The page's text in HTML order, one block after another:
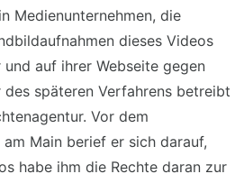
Medienunternehmen, die
dieses Videos
auf ihrer Webseite gegen
des späteren Verfahrens betreibt
Vor dem
Main berief er sich darauf,
habe ihm die Rechte daran zur